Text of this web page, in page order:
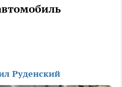
Руденский